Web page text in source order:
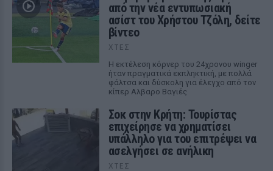
από την νέα εντυπωσιακή
ασίστ του Χρήστου Τζόλη, δείτε
βίντεο
ΧΤΕΣ
Η εκτέλεση κόρνερ του 24χρονου winger
ήταν πραγματικά εκπληκτική, με πολλά
φάλτσα και δύσκολη για έλεγχο από τον
κίπερ Αλβαρο Βαγιές
Σοκ στην Κρήτη: Τουρίστας
επιχείρησε να χρηματίσει
υπάλληλο για του επιτρέψει να
ασελγήσει σε ανήλικη
ΧΤΕΣ